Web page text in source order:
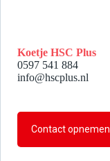
Koetje HSC Plus
0597 541 884
info@hscplus.nl
Contact opnemen